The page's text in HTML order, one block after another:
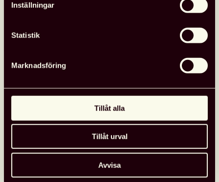
Inställningar
Statistik
Marknadsföring
Tillåt alla
Tillåt urval
Avvisa
Fler nyheter